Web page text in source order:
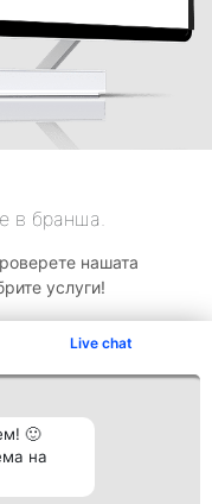
Live chat
🙂
на
в бранша.
нашата
услуги!